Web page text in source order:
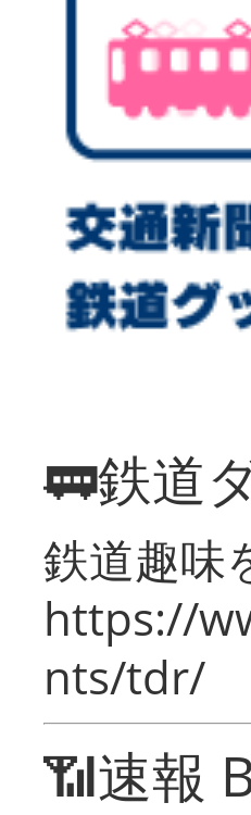
🚃鉄道
鉄道趣味
https://
nts/tdr/
📶速報